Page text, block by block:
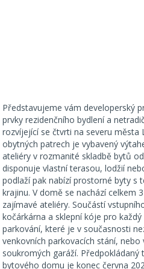
Představujeme vám developerský
prvky rezidenčního bydlení a
rozvíjející se čtvrti na severu
obytných patrech je vybavený
ateliéry v rozmanité skladbě bytů
disponuje vlastní terasou, lodžií
podlaží pak nabízí prostorné byty s
krajinu. V domě se nachází celkem
zajímavé ateliéry. Součástí
kočárkárna a sklepní kóje pro
parkování, které je v současnosti
venkovních parkovacích stání,
soukromých garáží.
bytového domu je konec června